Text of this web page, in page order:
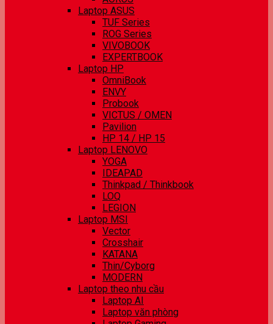
Laptop ASUS
TUF Series
ROG Series
VIVOBOOK
EXPERTBOOK
Laptop HP
OmniBook
ENVY
Probook
VICTUS / OMEN
Pavilion
HP 14 / HP 15
Laptop LENOVO
YOGA
IDEAPAD
Thinkpad / Thinkbook
LOQ
LEGION
Laptop MSI
Vector
Crosshair
KATANA
Thin/Cyborg
MODERN
Laptop theo nhu cầu
Laptop AI
Laptop văn phòng